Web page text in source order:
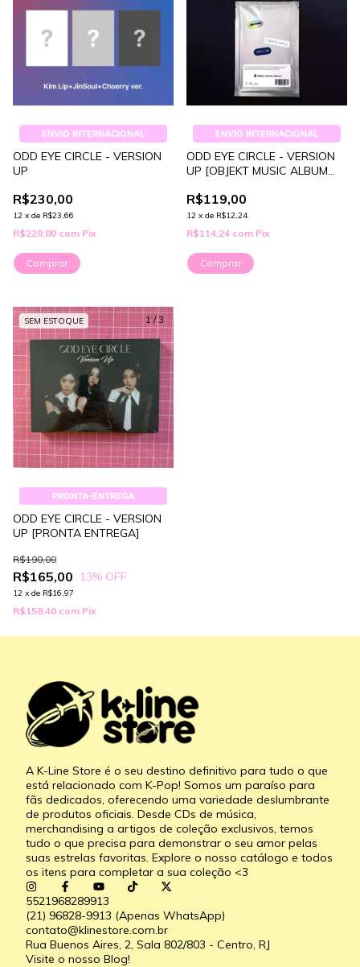
ENVIO INTERNACIONAL
ODD EYE CIRCLE - VERSION
UP
R$230,00
12 x de R$23,66
R$220,80 com Pix
Comprar
ENVIO INTERNACIONAL
ODD EYE CIRCLE - VERSION
UP [OBJEKT MUSIC ALBUM
R$119,00
12 x de R$12,24
R$114,24 com Pix
1/3
SEM ESTOQUE
PRONTA-ENTREGA
ODD EYE CIRCLE - VERSION
UP [PRONTA ENTREGA]
R$165,00
R$190,00
13% OFF
12 x de R$16,97
R$158,40 com Pix
A K-Line Store é o seu destino definitivo para tudo o que
está relacionado com K-Pop! Somos um paraíso para
fãs dedicados, oferecendo uma variedade deslumbrante
de produtos oficiais. Desde CDs de música,
merchandising a artigos de coleção exclusivos, temos
tudo o que precisa para demonstrar o seu amor pelas
suas estrelas favoritas. Explore o nosso catálogo e todos
os itens para completar a sua coleção <3
5521968289913
(21) 96828-9913 (Apenas WhatsApp)
contato@klinestore.com.br
Rua Buenos Aires, 2, Sala 802/803 - Centro, RJ
Visite o nosso Blog!